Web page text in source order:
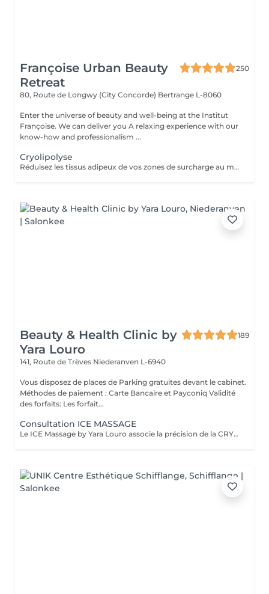
Françoise Urban Beauty
Retreat
250
80, Route de Longwy (City Concorde) Bertrange L-8060
Enter the universe of beauty and well-being at the Institut
Françoise. We can deliver you A relaxing experience with our
know-how and professionalism ...
Cryolipolyse
Réduisez les tissus adipeux de vos zones de surcharge au moyen dun système de refroidissement contrôlé. La technique Cooltech réduit définitivement les tissus adipeux pour des résultats visibles après une seule séance. Le traitement est indolore, non invasif, sûr et efficace. Abdomen, poignées damour, intérieur et extérieur des cuisses, bourrelets dans le dos, intérieur et extérieur des genoux, culotte de cheval. Cure de 2 Soins possibles - Prix 845
Beauty & Health Clinic by
Yara Louro
189
141, Route de Trèves Niederanven L-6940
Vous disposez de places de Parking gratuites devant le cabinet.
Méthodes de paiement : Carte Bancaire et Payconiq Validité
des forfaits: Les forfait...
Consultation ICE MASSAGE
Le ICE Massage by Yara Louro associe la précision de la CRYOLIPOLYSE à des techniques de massage expertes pour cibler les amas graisseux localisés, redéfinir harmonieusement les contours de la silhouette et révéler une peau plus lisse, plus tonique et sublimée. Afin d'offrir une expérience parfaitement adaptée à vos objectifs, une consultation initiale est recommandée. Lors de cette rencontre personnalisée, nous : analyserons avec précision les zones concernées élaborerons un protocole sur mesure, pensé selon vos besoins et vos attentes vous présenterons le déroulement de votre parcours ainsi que les résultats attendus établirons une proposition personnalisée pour la continuité de votre accompagnement